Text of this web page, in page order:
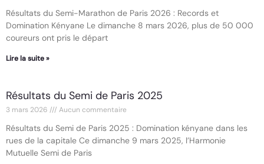
Résultats du Semi-Marathon de Paris 2026 : Records et
Domination Kényane Le dimanche 8 mars 2026, plus de 50 000
coureurs ont pris le départ
Lire la suite »
Résultats du Semi de Paris 2025
3 mars 2026 Aucun commentaire
Résultats du Semi de Paris 2025 : Domination kényane dans les
rues de la capitale Ce dimanche 9 mars 2025, l’Harmonie
Mutuelle Semi de Paris